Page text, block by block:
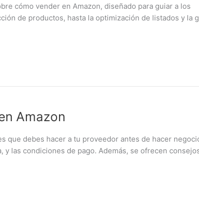
cómo vender en Amazon, diseñado para guiar a los
de productos, hasta la optimización de listados y la
Amazon
que debes hacer a tu proveedor antes de hacer
las condiciones de pago. Además, se ofrecen